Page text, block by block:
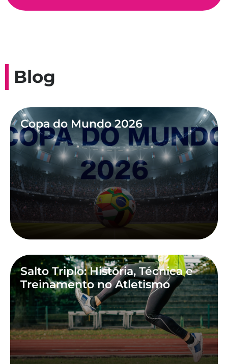
Blog
Copa do Mundo 2026
Salto Triplo: História, Técnica e
Treinamento no Atletismo